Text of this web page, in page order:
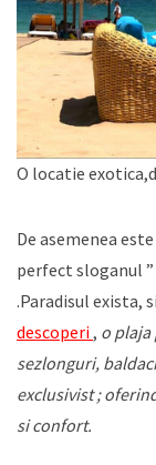
O locatie
De asemenea
perfect sloganul
.Paradisul exista,
descoperi, o plaja
sezlonguri,
exclusivist ;
si confort.